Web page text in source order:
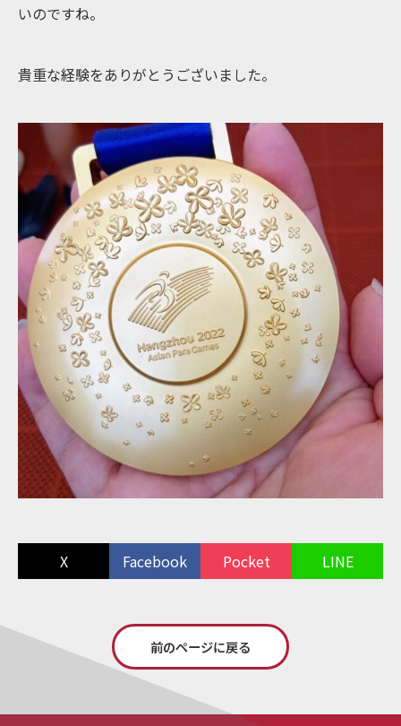
いのですね。
貴重な経験をありがとうございました。
X Facebook Pocket LINE
前のページに戻る